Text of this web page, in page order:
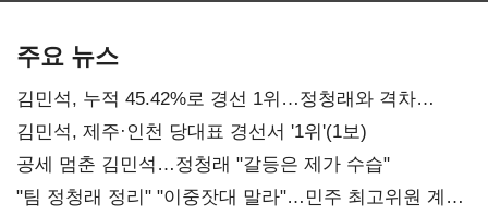
주요 뉴스
김민석, 누적 45.42%로 경선 1위…정청래와 격차
0.86%p(2보)
김민석, 제주·인천 당대표 경선서 '1위'(1보)
공세 멈춘 김민석…정청래 "갈등은 제가 수습"
"팀 정청래 정리" "이중잣대 말라"…민주 최고위원 계파